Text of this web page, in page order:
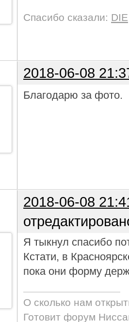
Спасибо сказали: DIE
2018-06-08
Благодарю за фото.
2018-06-08
Я тыкнул спасибо
Кстати, в
пока они форму
О сколько нам
Готовит форум